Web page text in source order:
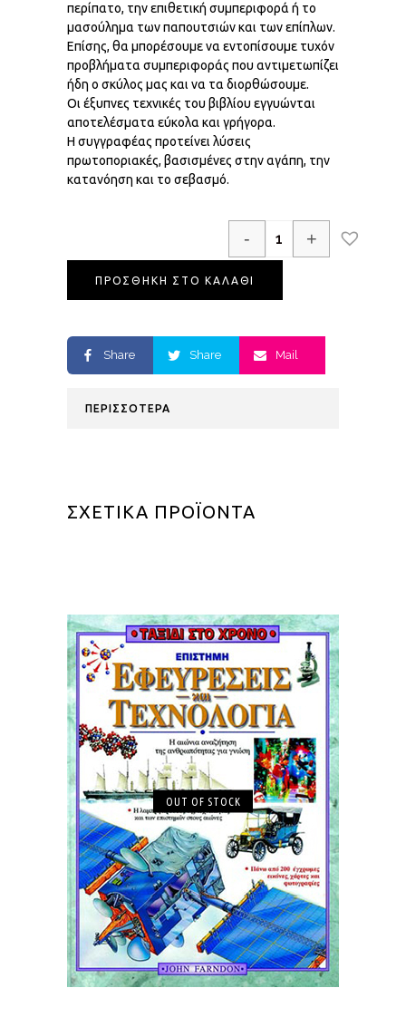
περίπατο, την επιθετική συμπεριφορά ή το
μασούλημα των παπουτσιών και των επίπλων.
Επίσης, θα μπορέσουμε να εντοπίσουμε τυχόν
προβλήματα συμπεριφοράς που αντιμετωπίζει
ήδη ο σκύλος μας και να τα διορθώσουμε.
Οι έξυπνες τεχνικές του βιβλίου εγγυώνται
αποτελέσματα εύκολα και γρήγορα.
Η συγγραφέας προτείνει λύσεις
πρωτοποριακές, βασισμένες στην αγάπη, την
κατανόηση και το σεβασμό.
- +
ΠΡΟΣΘΗΚΗ ΣΤΟ ΚΑΛΑΘΙ
Share Share Mail
ΠΕΡΙΣΣΟΤΕΡΑ
ΣΧΕΤΙΚΑ ΠΡΟΪΟΝΤΑ
OUT OF STOCK